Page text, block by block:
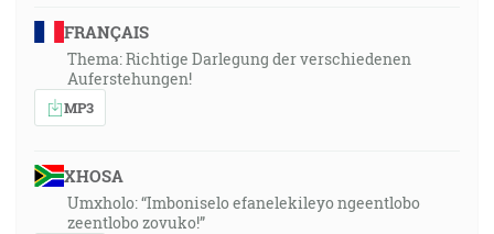
FRANÇAIS
Thema: Richtige Darlegung der verschiedenen
Auferstehungen!
MP3
XHOSA
Umxholo: “Imboniselo efanelekileyo ngeentlobo
zeentlobo zovuko!”